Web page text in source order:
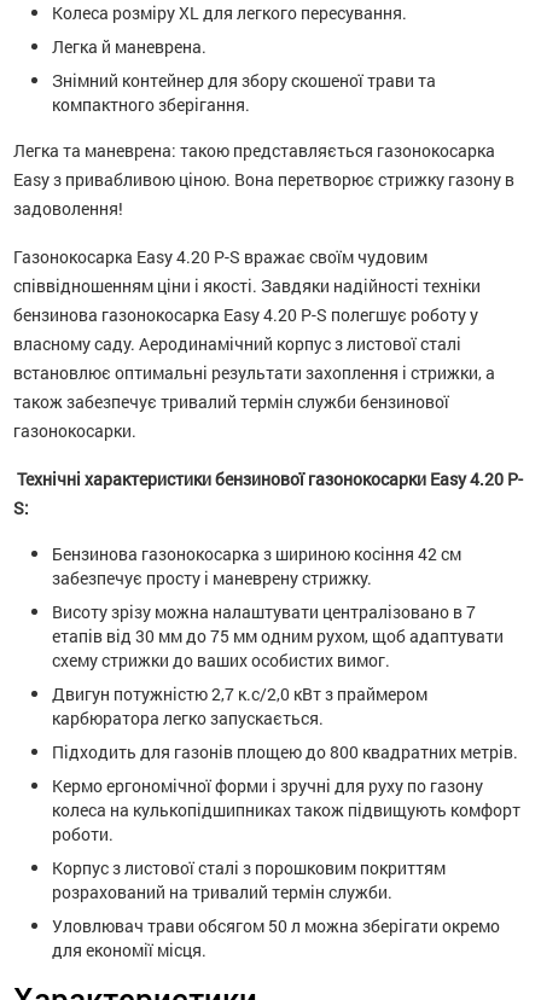
Колеса розміру XL для легкого пересування.
Легка й маневрена.
Знімний контейнер для збору скошеної трави та
компактного зберігання.
Легка та маневрена: такою представляється ​​газонокосарка
Easy з привабливою ціною. Вона перетворює стрижку газону в
задоволення!
Газонокосарка Easy 4.20 P-S вражає своїм чудовим
співвідношенням ціни і якості. Завдяки надійності техніки
бензинова газонокосарка Easy 4.20 P-S полегшує роботу у
власному саду. Аеродинамічний корпус з листової сталі
встановлює оптимальні результати захоплення і стрижки, а
також забезпечує тривалий термін служби бензинової
газонокосарки.
Технічні характеристики бензинової газонокосарки Easy 4.20 P-
S:
Бензинова газонокосарка з шириною косіння 42 см
забезпечує просту і маневрену стрижку.
Висоту зрізу можна налаштувати централізовано в 7
етапів від 30 мм до 75 мм одним рухом, щоб адаптувати
схему стрижки до ваших особистих вимог.
Двигун потужністю 2,7 к.с/2,0 кВт з праймером
карбюратора легко запускається.
Підходить для газонів площею до 800 квадратних метрів.
Кермо ергономічної форми і зручні для руху по газону
колеса на кулькопідшипниках також підвищують комфорт
роботи.
Корпус з листової сталі з порошковим покриттям
розрахований на тривалий термін служби.
Уловлювач трави обсягом 50 л можна зберігати окремо
для економії місця.